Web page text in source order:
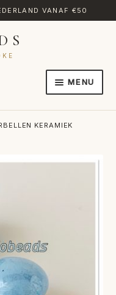
VANAF €50
MENU
KERAMIEK